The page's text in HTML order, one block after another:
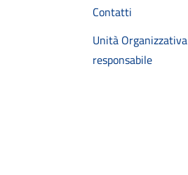
Contatti
Unità Organizzativa
responsabile